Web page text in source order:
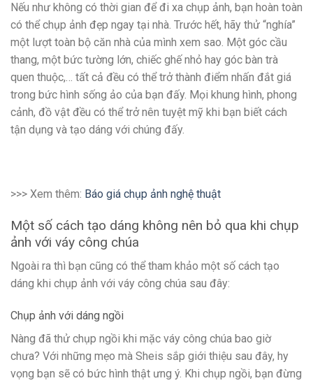
Nếu như không có thời gian để đi xa chụp ảnh, bạn hoàn toàn
có thể chụp ảnh đẹp ngay tại nhà. Trước hết, hãy thử “nghía”
một lượt toàn bộ căn nhà của mình xem sao. Một góc cầu
thang, một bức tường lớn, chiếc ghế nhỏ hay góc bàn trà
quen thuộc,… tất cả đều có thể trở thành điểm nhấn đắt giá
trong bức hình sống ảo của bạn đấy. Mọi khung hình, phong
cảnh, đồ vật đều có thể trở nên tuyệt mỹ khi bạn biết cách
tận dụng và tạo dáng với chúng đấy.
>>> Xem thêm: Báo giá chụp ảnh nghệ thuật
Một số cách tạo dáng không nên bỏ qua khi chụp
ảnh với váy công chúa
Ngoài ra thì bạn cũng có thể tham khảo một số cách tạo
dáng khi chụp ảnh với váy công chúa sau đây:
Chụp ảnh với dáng ngồi
Nàng đã thử chụp ngồi khi mặc váy công chúa bao giờ
chưa? Với những mẹo mà Sheis sắp giới thiệu sau đây, hy
vọng bạn sẽ có bức hình thật ưng ý. Khi chụp ngồi, bạn đừng